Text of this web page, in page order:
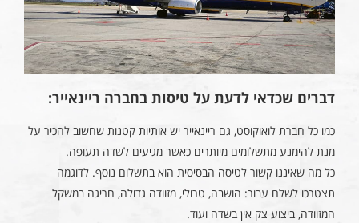
דברים שכדאי לדעת על טיסות בחברה ריינאייר:
כמו כל חברת לואוקוסט, גם ריינאייר יש אותיות קטנות שחשוב להכיר על
מנת להימנע מתשלומים מיותרים כאשר מגיעים לשדה תעופה.
כל מה שאיננו קשור לטיסה הבסיסית הוא בתשלום נוסף. לדוגמה
תצטרכו לשלם עבור: הושבה, טרולי, מזוודה גדולה, חריגה במשקל
המזוודה, ביצוע צק אין בשדה ועוד.